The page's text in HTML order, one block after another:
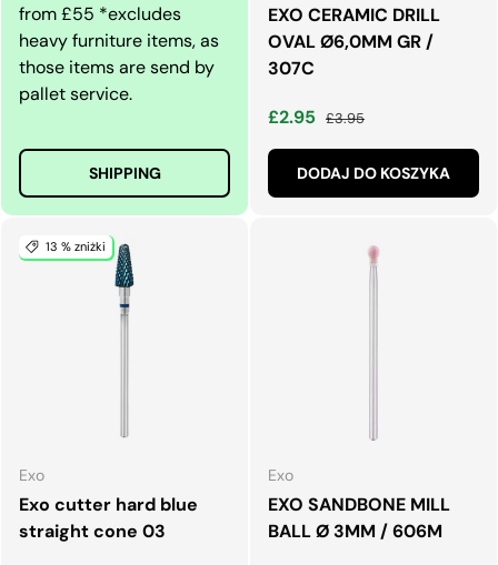
from £55 *excludes
heavy furniture items, as
those items are send by
pallet service.
SHIPPING
EXO CERAMIC DRILL
OVAL Ø6,0MM GR /
307C
Cena wyprzedaży
£2.95 Normalna cena
£3.95
DODAJ DO KOSZYKA
13 % zniżki
Exo
Exo cutter hard blue
straight cone 03
Exo
EXO SANDBONE MILL
BALL Ø 3MM / 606M